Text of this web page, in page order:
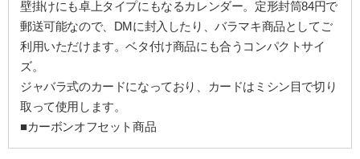
壁掛けにも卓上タイプにもなるカレンダー。定形封筒84円で
郵送可能なので、DMに封入したり、バラマキ商品としてご
利用いただけます。ベタ付け商品にも合うコンパクトサイ
ズ。
ジャバラ式のカードになっており、カードはミシン目で切り
取って使用します。
■カーボンオフセット商品